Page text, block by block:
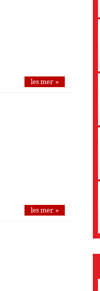
les mer »
les mer »